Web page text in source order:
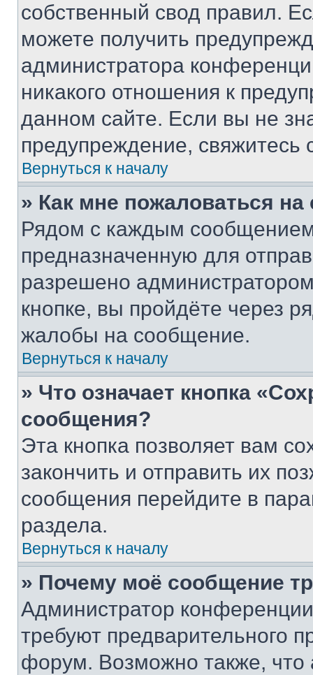
собственный свод правил.
можете получить
администратора
никакого отношения к
данном сайте. Если вы не
предупреждение,
Вернуться к началу
» Как мне пожаловаться
Рядом с каждым сообщением
предназначенную для
разрешено
кнопке, вы пройдёте через
жалобы на сообщение.
Вернуться к началу
» Что означает кнопка
сообщения?
Эта кнопка позволяет вам
закончить и отправить их
сообщения перейдите в
раздела.
Вернуться к началу
» Почему моё сообщение
Администратор
требуют предварительного
форум. Возможно также, что